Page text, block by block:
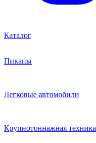
Каталог
Пикапы
Легковые автомобили
Крупнотоннажная техника